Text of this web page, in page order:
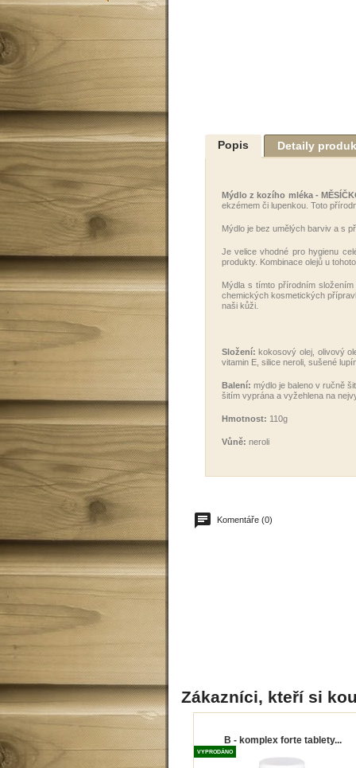
Popis Detaily
Mýdlo z kozího mléka -
ekzémem či lupenkou. Toto
Mýdlo je bez umělých barviv a s
Je velice vhodné pro hygienu
produkty. Kombinace olejů u
Mýdla s tímto přírodním
chemických kosmetických
naši kůži.
Složení:kokosový olej, olivový
vitamin E, silice neroli, sušené
Balení: mýdlo je baleno v ručně
šitím vyprána a vyžehlena na
Hmotnost: 110g
Vůně: neroli
Komentáře (0)
Zákazníci, kteří si
B - komplex forte tablety...
VYPRODÁNO